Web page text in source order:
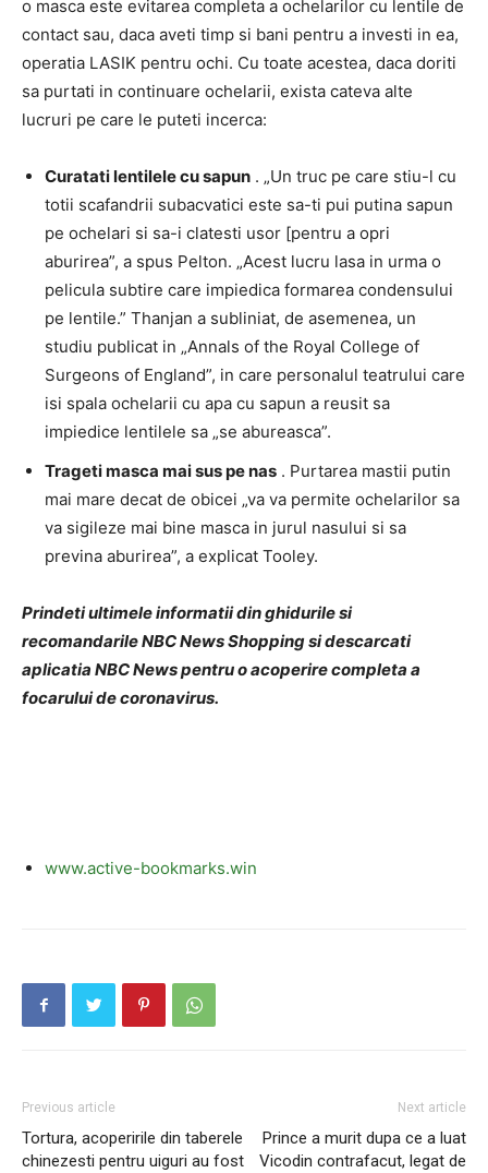
o masca este evitarea completa a ochelarilor cu lentile de
contact sau, daca aveti timp si bani pentru a investi in ea,
operatia LASIK pentru ochi. Cu toate acestea, daca doriti
sa purtati in continuare ochelarii, exista cateva alte
lucruri pe care le puteti incerca:
Curatati lentilele cu sapun . „Un truc pe care stiu-l cu
totii scafandrii subacvatici este sa-ti pui putina sapun
pe ochelari si sa-i clatesti usor [pentru a opri
aburirea”, a spus Pelton. „Acest lucru lasa in urma o
pelicula subtire care impiedica formarea condensului
pe lentile.” Thanjan a subliniat, de asemenea, un
studiu publicat in „Annals of the Royal College of
Surgeons of England”, in care personalul teatrului care
isi spala ochelarii cu apa cu sapun a reusit sa
impiedice lentilele sa „se abureasca”.
Trageti masca mai sus pe nas . Purtarea mastii putin
mai mare decat de obicei „va va permite ochelarilor sa
va sigileze mai bine masca in jurul nasului si sa
previna aburirea”, a explicat Tooley.
Prindeti ultimele informatii din ghidurile si
recomandarile NBC News Shopping si descarcati
aplicatia NBC News pentru o acoperire completa a
focarului de coronavirus.
www.active-bookmarks.win
Previous article
Tortura, acoperirile din taberele
chinezesti pentru uiguri au fost
Next article
Prince a murit dupa ce a luat
Vicodin contrafacut, legat de